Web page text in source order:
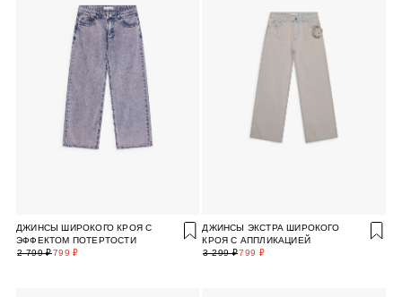
ДЖИНСЫ ШИРОКОГО КРОЯ С
ЭФФЕКТОМ ПОТЕРТОСТИ
799 ₽
2 799 ₽
ДЖИНСЫ ЭКСТРА ШИРОКОГО
КРОЯ С АППЛИКАЦИЕЙ
799 ₽
3 299 ₽